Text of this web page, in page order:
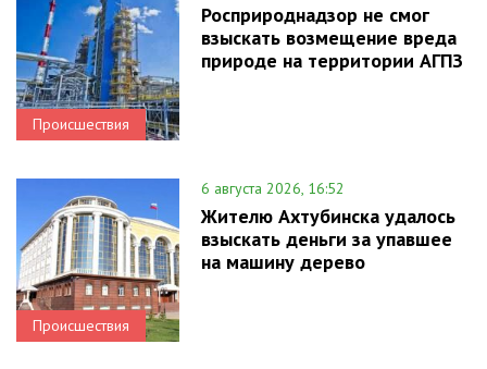
Происшествия
Росприроднадзор не смог
взыскать возмещение вреда
природе на территории АГПЗ
Происшествия
6 августа 2026, 16:52
Жителю Ахтубинска удалось
взыскать деньги за упавшее
на машину дерево